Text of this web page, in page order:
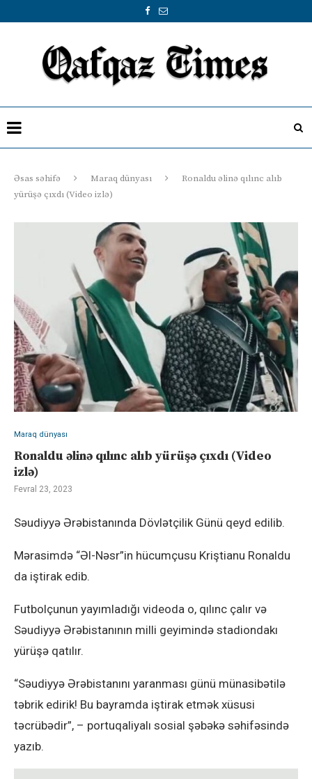
Əsas səhifə Maraq dünyası
Ronaldu əlinə qılınc alıb
yürüşə çıxdı (Video izlə)
Maraq dünyası
Ronaldu əlinə qılınc alıb yürüşə çıxdı (Video
izlə)
Fevral 23, 2023
Səudiyyə Ərəbistanında Dövlətçilik Günü qeyd edilib.
Mərasimdə “Əl-Nəsr”in hücumçusu Kriştianu Ronaldu
da iştirak edib.
Futbolçunun yayımladığı videoda o, qılınc çalır və
Səudiyyə Ərəbistanının milli geyimində stadiondakı
yürüşə qatılır.
“Səudiyyə Ərəbistanını yaranması günü münasibətilə
təbrik edirik! Bu bayramda iştirak etmək xüsusi
təcrübədir”, – portuqaliyalı sosial şəbəkə səhifəsində
yazıb.